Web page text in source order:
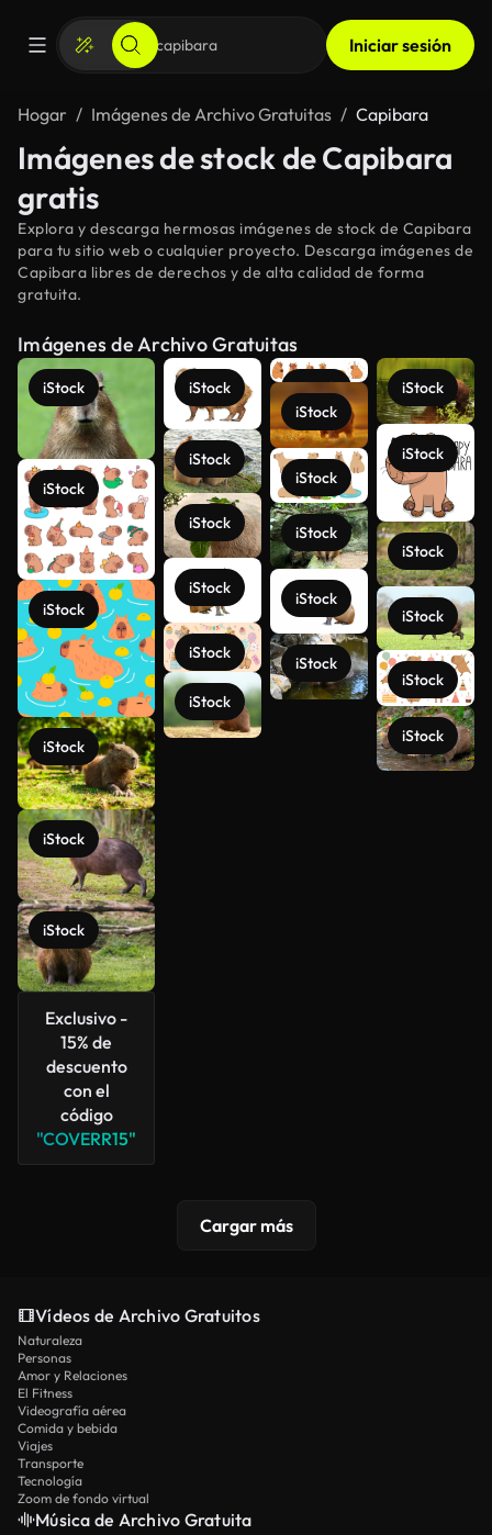
Iniciar sesión
Hogar Imágenes de Archivo Gratuitas Capibara
Imágenes de stock de Capibara
gratis
Explora y descarga hermosas imágenes de stock de Capibara
para tu sitio web o cualquier proyecto. Descarga imágenes de
Capibara libres de derechos y de alta calidad de forma
gratuita.
Imágenes de Archivo Gratuitas
iStock
iStock
iStock
iStock
iStock
iStock
Exclusivo -
15% de
descuento
con el
código
"COVERR15"
iStock
iStock
iStock
iStock
iStock
iStock
iStock
iStock
iStock
iStock
iStock
iStock
iStock
iStock
iStock
iStock
iStock
iStock
Cargar más
Vídeos de Archivo Gratuitos
Naturaleza
Personas
Amor y Relaciones
El Fitness
Videografía aérea
Comida y bebida
Viajes
Transporte
Tecnología
Zoom de fondo virtual
Música de Archivo Gratuita